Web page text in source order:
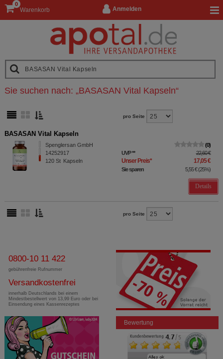
Anmelden
Warenkorb
0
Sie suchen nach: „BASASAN Vital Kapseln“
pro Seite
BASASAN Vital Kapseln
Spenglersan GmbH
14252917
120 St Kapseln
0
UVP** 22,60 €
Unser Preis* 17,05 €
Sie sparen 5,55 €(25%)
Details
pro Seite
0800-10 11 422
gebührenfreie Rufnummer
Versandkostenfrei
innerhalb Deutschlands bei einem
Mindestbestellwert von 13,99 Euro oder bei
Einsendung eines Kassenrezeptes
Bewertung